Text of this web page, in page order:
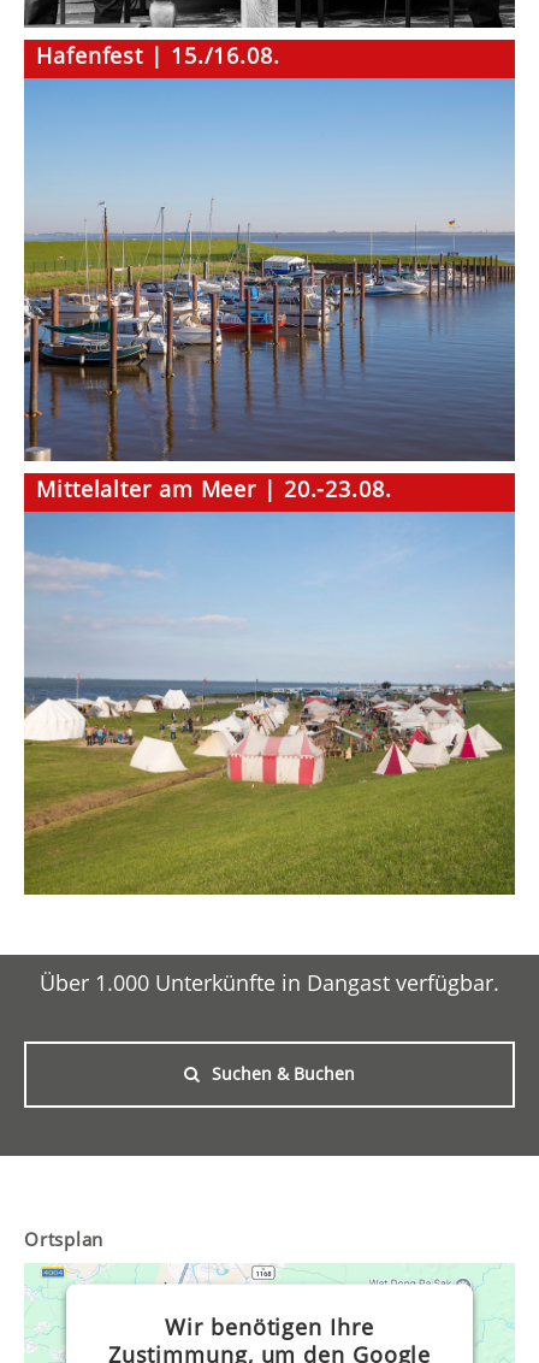
Hafenfest | 15./16.08.
Mittelalter am Meer | 20.-23.08.
Über 1.000 Unterkünfte in Dangast verfügbar.
Suchen & Buchen
Ortsplan
Wir benötigen Ihre
Zustimmung, um den Google